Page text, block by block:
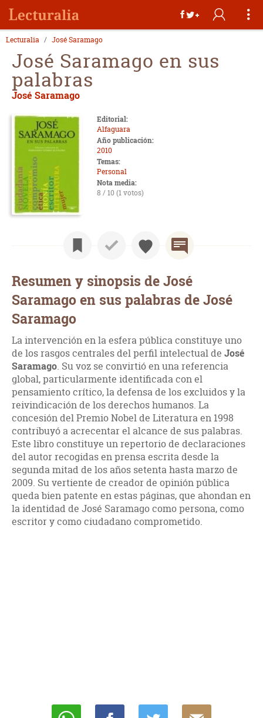
Lecturalia José Saramago
José Saramago en sus
palabras
José Saramago
Editorial:
Alfaguara
Año publicación:
2010
Temas:
Personal
Nota media:
8 / 10 (1 votos)
Resumen y sinopsis de José
Saramago en sus palabras de José
Saramago
La intervención en la esfera pública constituye uno
de los rasgos centrales del perfil intelectual de José
Saramago. Su voz se convirtió en una referencia
global, particularmente identificada con el
pensamiento crítico, la defensa de los excluidos y la
reivindicación de los derechos humanos. La
concesión del Premio Nobel de Literatura en 1998
contribuyó a acrecentar el alcance de sus palabras.
Este libro constituye un repertorio de declaraciones
del autor recogidas en prensa escrita desde la
segunda mitad de los años setenta hasta marzo de
2009. Su vertiente de creador de opinión pública
queda bien patente en estas páginas, que ahondan en
la identidad de José Saramago como persona, como
escritor y como ciudadano comprometido.